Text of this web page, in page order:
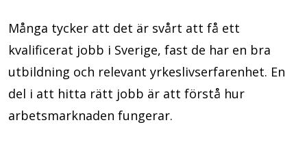
Många tycker att det är svårt att få ett
kvalificerat jobb i Sverige, fast de har en bra
utbildning och relevant yrkeslivserfarenhet. En
del i att hitta rätt jobb är att förstå hur
arbetsmarknaden fungerar.